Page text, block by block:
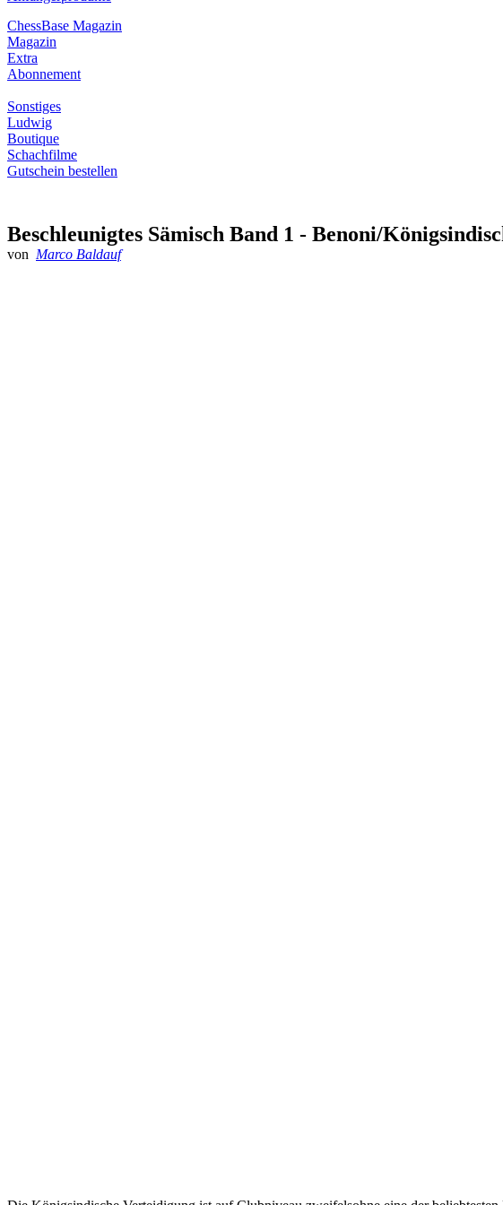
Beschleunigtes Sämisch Band 1 - Benoni/
von Marco Baldauf
ChessBase Magazin
Magazin
Extra
Abonnement
Sonstiges
Ludwig
Boutique
Schachfilme
Gutschein bestellen